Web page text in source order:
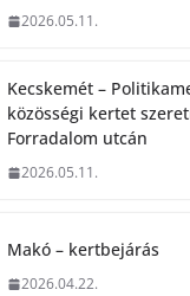
2026.05.11.
Kecskemét –
közösségi kertet
Forradalom utcán
2026.05.11.
Makó – kertbejárás
2026.04.22.